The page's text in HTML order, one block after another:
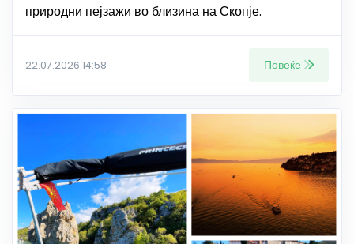
природни пејзажи во близина на Скопје.
22.07.2026 14:58 Повеќе